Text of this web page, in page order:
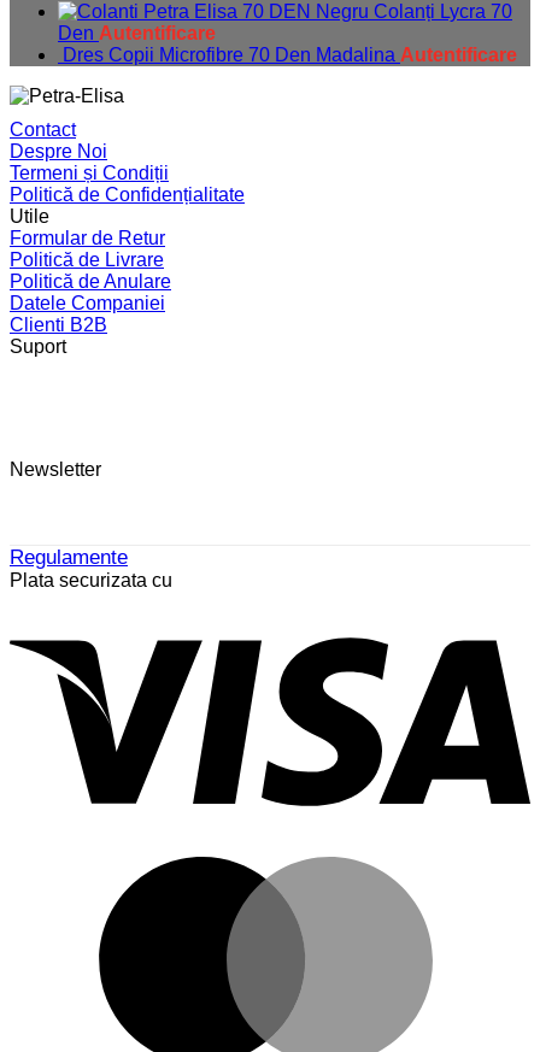
Colanți Lycra 70
Den Autentificare
Dres Copii Microfibre 70 Den Madalina Autentificare
Contact
Despre Noi
Termeni și Condiții
Politică de Confidențialitate
Utile
Formular de Retur
Politică de Livrare
Politică de Anulare
Datele Companiei
Clienti B2B
Suport
Newsletter
Regulamente
Plata securizata cu